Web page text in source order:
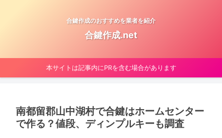
合鍵作成のおすすめを業者を紹介
合鍵作成.net
本サイトは記事内にPRを含む場合があります
南都留郡山中湖村で合鍵はホームセンター
で作る？値段、ディンプルキーも調査